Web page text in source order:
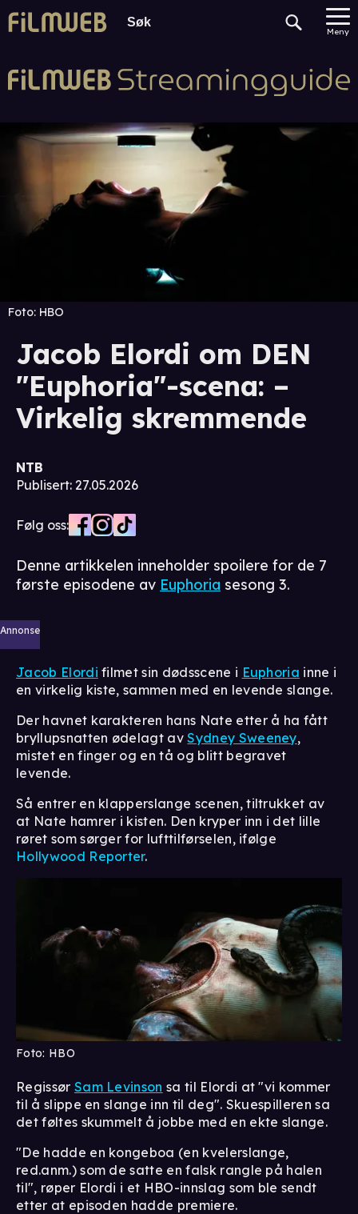
Meny
Foto: HBO
Jacob Elordi om DEN
"Euphoria"-scena: –
Virkelig skremmende
NTB
Publisert: 27.05.2026
Følg oss:
Denne artikkelen inneholder spoilere for de 7
første episodene av Euphoria sesong 3.
Annonse
Jacob Elordi filmet sin dødsscene i Euphoria inne i
en virkelig kiste, sammen med en levende slange.
Der havnet karakteren hans Nate etter å ha fått
bryllupsnatten ødelagt avSydney Sweeney,
mistet en finger og en tå og blitt begravet
levende.
Så entrer en klapperslange scenen, tiltrukket av
at Nate hamrer i kisten. Den kryper inn i det lille
røret som sørger for lufttilførselen, ifølge
Hollywood Reporter.
Foto: HBO
Regissør Sam Levinson sa til Elordi at "vi kommer
til å slippe en slange inn til deg". Skuespilleren sa
det føltes skummelt å jobbe med en ekte slange.
"De hadde en kongeboa (en kvelerslange,
red.anm.) som de satte en falsk rangle på halen
til", røper Elordi i et HBO-innslag som ble sendt
etter at episoden hadde premiere.